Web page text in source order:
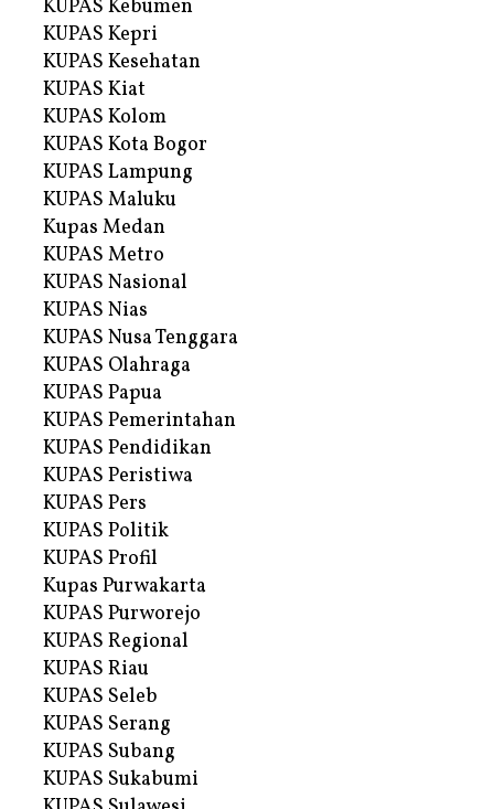
KUPAS Kebumen
KUPAS Kepri
KUPAS Kesehatan
KUPAS Kiat
KUPAS Kolom
KUPAS Kota Bogor
KUPAS Lampung
KUPAS Maluku
Kupas Medan
KUPAS Metro
KUPAS Nasional
KUPAS Nias
KUPAS Nusa Tenggara
KUPAS Olahraga
KUPAS Papua
KUPAS Pemerintahan
KUPAS Pendidikan
KUPAS Peristiwa
KUPAS Pers
KUPAS Politik
KUPAS Profil
Kupas Purwakarta
KUPAS Purworejo
KUPAS Regional
KUPAS Riau
KUPAS Seleb
KUPAS Serang
KUPAS Subang
KUPAS Sukabumi